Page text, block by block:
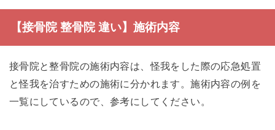
【接骨院 整骨院 違い】施術内容
接骨院と整骨院の施術内容は、怪我をした際の応急処置
と怪我を治すための施術に分かれます。施術内容の例を
一覧にしているので、参考にしてください。